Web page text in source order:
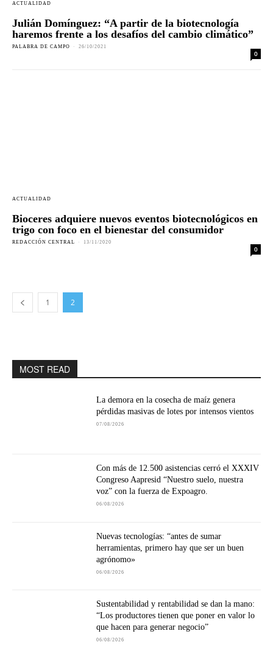
ACTUALIDAD
Julián Domínguez: “A partir de la biotecnología
haremos frente a los desafíos del cambio climático”
PALABRA DE CAMPO - 26/10/2021
0
ACTUALIDAD
Bioceres adquiere nuevos eventos biotecnológicos en
trigo con foco en el bienestar del consumidor
REDACCIÓN CENTRAL - 13/11/2020
0
1 2
MOST READ
La demora en la cosecha de maíz genera
pérdidas masivas de lotes por intensos vientos
07/08/2026
Con más de 12.500 asistencias cerró el XXXIV
Congreso Aapresid “Nuestro suelo, nuestra
voz” con la fuerza de Expoagro.
06/08/2026
Nuevas tecnologías: “antes de sumar
herramientas, primero hay que ser un buen
agrónomo»
06/08/2026
Sustentabilidad y rentabilidad se dan la mano:
“Los productores tienen que poner en valor lo
que hacen para generar negocio”
06/08/2026